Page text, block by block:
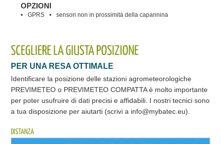
OPZIONI
• GPRS • sensori non in prossimità della capannina
SCEGLIERE LA GIUSTA POSIZIONE
PER UNA RESA OTTIMALE
Identificare la posizione delle stazioni agrometeorologiche
PREVIMETEO o PREVIMETEO COMPATTA è molto importante
per poter usufruire di dati precisi e affidabili. I nostri tecnici sono
a tua disposizione per aiutarti (scrivi a info@mybatec.eu).
DISTANZA